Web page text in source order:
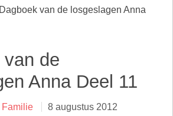
Dagboek van de losgeslagen Anna
van de
Anna Deel 11
Categorieën
Familie 8 augustus 2012